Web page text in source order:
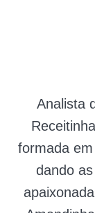
Analista
formada
dando